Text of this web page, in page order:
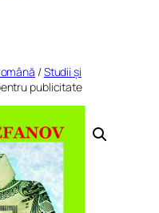
/Studii și
publicitate